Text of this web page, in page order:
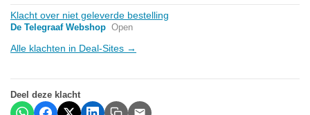
Klacht over niet geleverde bestelling
De Telegraaf Webshop Open
Alle klachten in Deal-Sites →
Deel deze klacht